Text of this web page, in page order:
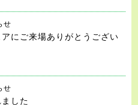
せ
にご来場ありがとうござい
せ
した